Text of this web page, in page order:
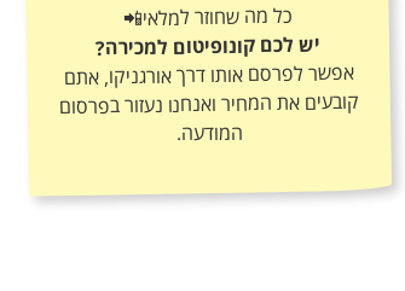
כל מה שחוזר למלאי📲
יש לכם קונופיטום למכירה?
אפשר לפרסם אותו דרך אורגניקו, אתם
קובעים את המחיר ואנחנו נעזור בפרסום
המודעה.